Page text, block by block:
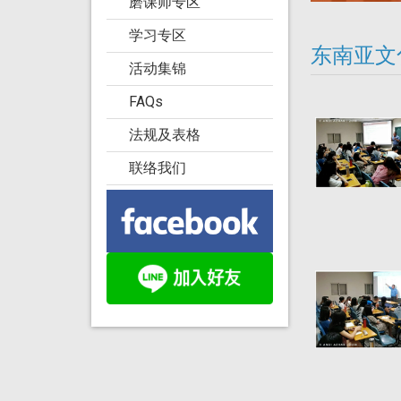
学习专区
活动集锦
FAQs
法规及表格
联络我们
东南亚